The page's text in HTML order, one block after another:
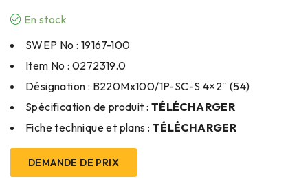
En stock
SWEP No : 19167-100
Item No : 0272319.0
Désignation : B220Mx100/1P-SC-S 4×2″ (54)
Spécification de produit : TÉLÉCHARGER
Fiche technique et plans : TÉLÉCHARGER
DEMANDE DE PRIX